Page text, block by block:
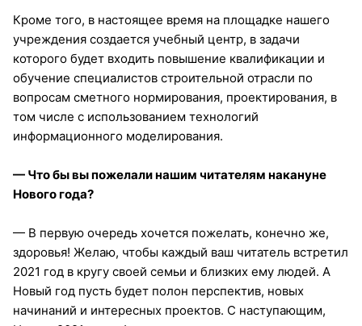
Кроме того, в настоящее время на площадке нашего
учреждения создается учебный центр, в задачи
которого будет входить повышение квалификации и
обучение специалистов строительной отрасли по
вопросам сметного нормирования, проектирования, в
том числе с использованием технологий
информационного моделирования.
— Что бы вы пожелали нашим читателям накануне
Нового года?
— В первую очередь хочется пожелать, конечно же,
здоровья! Желаю, чтобы каждый ваш читатель встретил
2021 год в кругу своей семьи и близких ему людей. А
Новый год пусть будет полон перспектив, новых
начинаний и интересных проектов. С наступающим,